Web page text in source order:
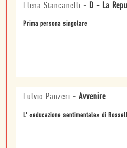
Elena Stancanelli - D - La
Prima persona singolare
Fulvio Panzeri - Avvenire
L' «educazione sentimentale» di